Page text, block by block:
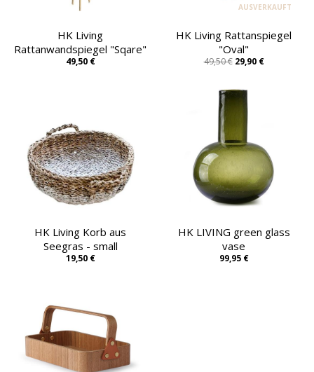
HK Living
Rattanwandspiegel "Sqare"
49,50 €
AUSVERKAUFT
HK Living Rattanspiegel
"Oval"
49,50 € 29,90 €
HK Living Korb aus
Seegras - small
19,50 €
HK LIVING green glass
vase
99,95 €